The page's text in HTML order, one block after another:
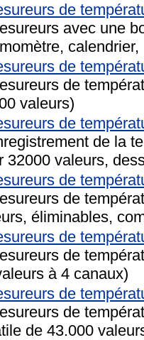
de
avec une
de
de
valeurs)
de
de la
32000 valeurs,
de
de
éliminables,
de
de
à 4 canaux)
de
de
de 43.000